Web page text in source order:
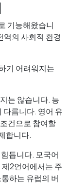
기능해왔습니
역의 사회적 환경
기 어려워지는
는 않습니다. 능
다릅니다. 영어 유
건으로 참여할
합니다.
듭니다. 모국어
2언어에서는 주
하는 유럽의 버